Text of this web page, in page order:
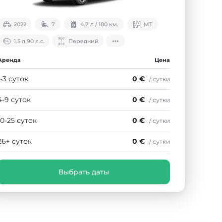
2022 7 4.7 л / 100 км. МТ
1.5 л 90 л.с. Передний
Цена
3 суток 0 € / сутки
9 суток 0 € / сутки
25 суток 0 € / сутки
суток 0 € / сутки
Выбрать даты